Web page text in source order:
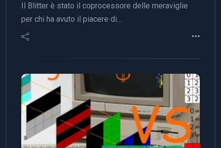
Il Blitter è stato il coprocessore delle meraviglie
per chi ha avuto il piacere di…